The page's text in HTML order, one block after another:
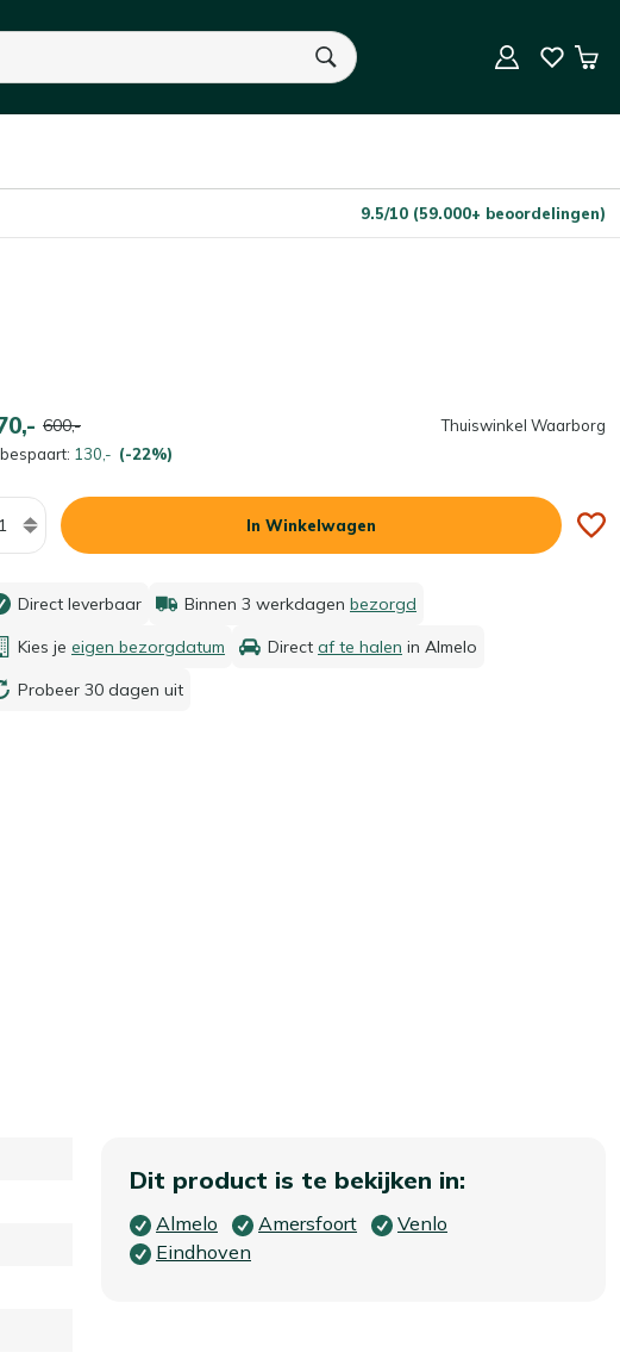
U heeft geen product(en) in uw winkelwagen.
9.5/10 (59.000+ beoordelingen)
600,-
bespaart: 130,- (-22%)
Thuiswinkel Waarborg
In Winkelwagen
Aantal
In Winkelwagen
Direct leverbaar Binnen 3 werkdagen bezorgd
Kies je eigen bezorgdatum Direct af te halen in Almelo
Probeer 30 dagen uit
Dit product is te bekijken in:
Almelo Amersfoort
Venlo
Eindhoven